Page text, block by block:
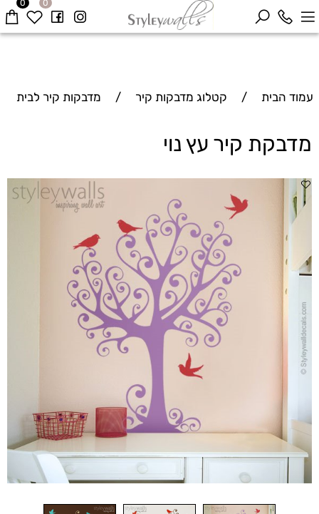
0 0
עמוד הבית / קטלוג מדבקות קיר / מדבקות קיר לבית
מדבקת קיר עץ נוי